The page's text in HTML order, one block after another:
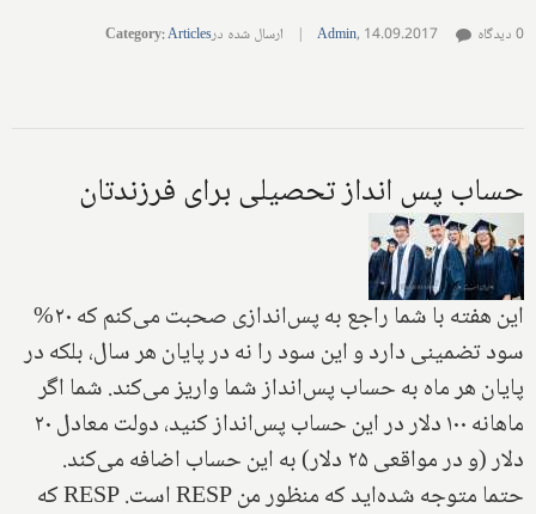
Admin, 14.09.2017
| ارسال شده در Category:Articles 0 دیدگاه
حساب پس انداز تحصیلی برای فرزندتان
این هفته با شما راجع به پس‌اندازی صحبت می‌کنم که ۲۰%
سود تضمینی دارد و این سود را نه در پایان هر سال، بلکه در
پایان هر ماه به حساب پس‌انداز شما واریز می‌کند. شما اگر
ماهانه ۱۰۰ دلار در این حساب پس‌انداز کنید، دولت معادل ۲۰
دلار (و در مواقعی ۲۵ دلار) به این حساب اضافه می‌کند.
حتما متوجه شده‌اید که منظور من RESP است. RESP که